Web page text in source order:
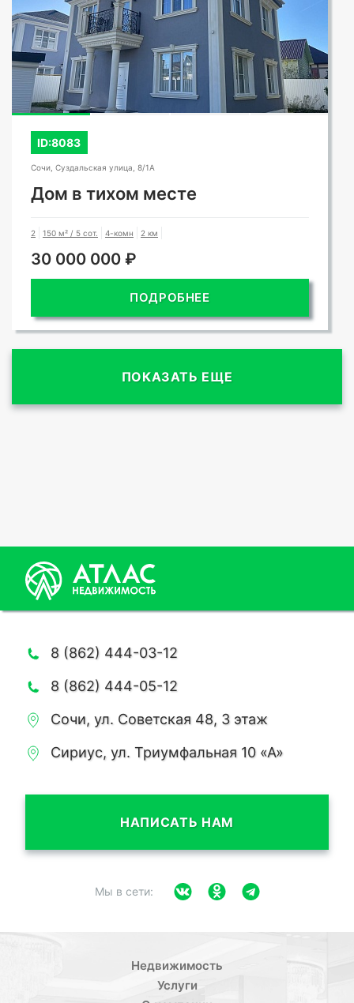
ID:8083
Сочи, Суздальская улица, 8/1А
Дом в тихом месте
2 150 м² / 5 сот. 4-комн 2 км
30 000 000 ₽
ПОДРОБНЕЕ
ПОКАЗАТЬ ЕЩЕ
8 (862) 444-03-12
8 (862) 444-05-12
Сочи, ул. Советская 48, 3 этаж
Сириус, ул. Триумфальная 10 «А»
НАПИСАТЬ НАМ
Мы в сети:
Недвижимость
Услуги